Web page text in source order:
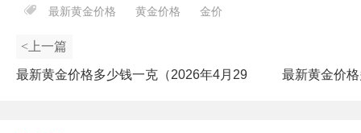
最新黄金价格 黄金价格 金价
<上一篇
最新黄金价格多少钱一克（2026年4月29 最新黄金价